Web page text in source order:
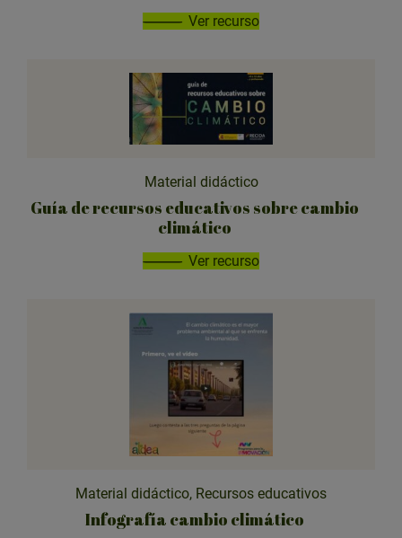
Ver recurso
Material didáctico
Guía de recursos educativos sobre cambio
climático
Ver recurso
Material didáctico, Recursos educativos
Infografía cambio climático